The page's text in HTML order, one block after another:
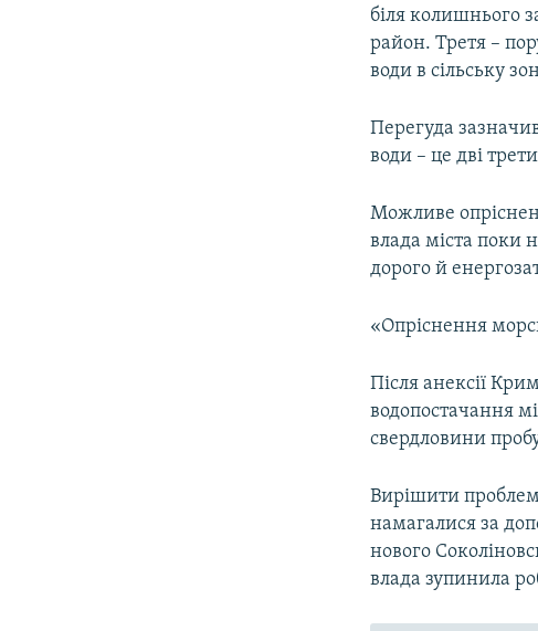
біля колишнього
район. Третя –
води в сільську
Перегуда
води – це дві
Можливе
влада міста поки
дорого й
«Опріснення
Після анексії
водопостачання
свердловини
Вирішити
намагалися за
нового
влада зупинила